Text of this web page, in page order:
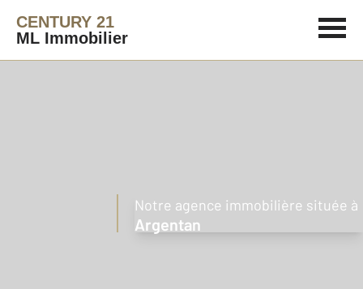
CENTURY 21
ML Immobilier
Notre agence immobilière située à
Argentan